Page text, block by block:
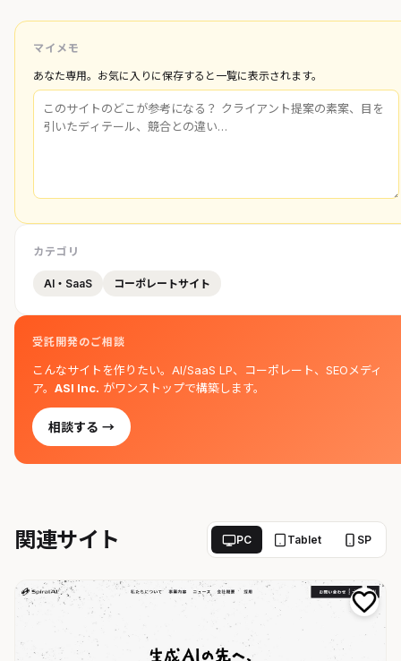
マイメモ
あなた専用。お気に入りに保存すると一覧に表示されます。
カテゴリ
AI・SaaS コーポレートサイト
受託開発のご相談
こんなサイトを作りたい。AI/SaaS LP、コーポレート、SEOメディ
ア。 ASI Inc. がワンストップで構築します。
相談する →
関連サイト PC Tablet SP